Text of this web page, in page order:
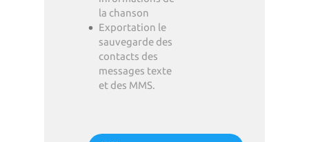
la chanson
Exportation le
sauvegarde des
contacts des
messages texte
et des MMS.